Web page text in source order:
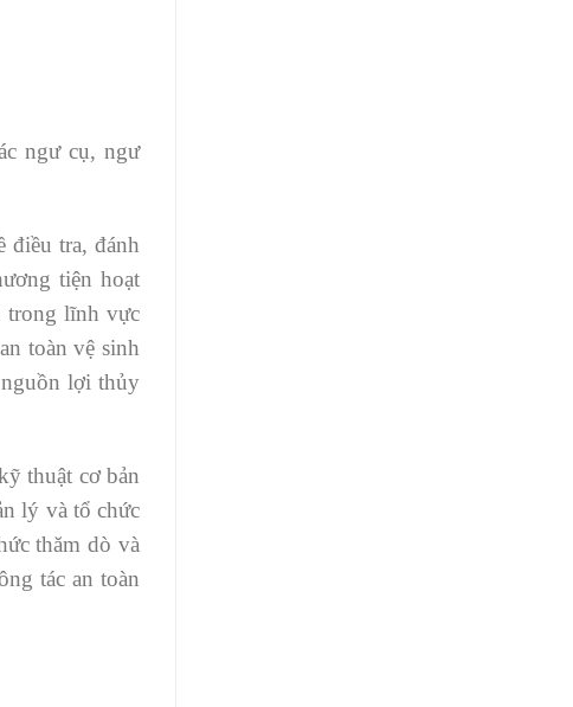
ngư cụ, ngư
điều tra, đánh
tiện hoạt
trong lĩnh vực
toàn vệ sinh
lợi thủy
thuật cơ bản
lý và tổ chức
thăm dò và
tác an toàn